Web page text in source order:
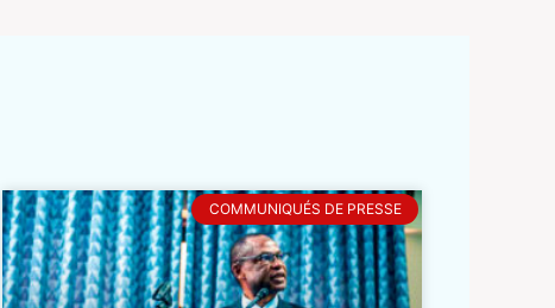
COMMUNIQUÉS DE PRESSE